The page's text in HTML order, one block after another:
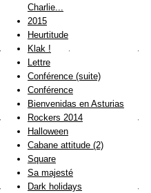
Charlie...
2015
Heurtitude
Klak !
Lettre
Conférence (suite)
Conférence
Bienvenidas en Asturias
Rockers 2014
Halloween
Cabane attitude (2)
Square
Sa majesté
Dark holidays